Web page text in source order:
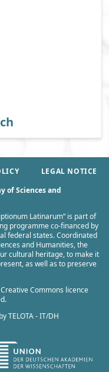
LEGAL NOTICE
of Sciences and
Latinarum“ is part of
programme co-financed by
federal states. Coordinated
and Humanities, the
cultural heritage, to make it
as well as to preserve
Commons licence
TELOTA - IT/DH